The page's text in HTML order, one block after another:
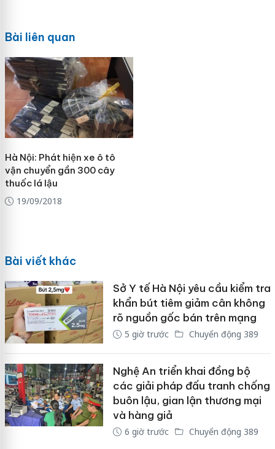
Bài liên quan
Hà Nội: Phát hiện xe ô tô
vận chuyển gần 300 cây
thuốc lá lậu
19/09/2018
Bài viết khác
Sở Y tế Hà Nội yêu cầu kiểm tra
khẩn bút tiêm giảm cân không
rõ nguồn gốc bán trên mạng
5 giờ trước Chuyển động 389
Nghệ An triển khai đồng bộ
các giải pháp đấu tranh chống
buôn lậu, gian lận thương mại
và hàng giả
6 giờ trước Chuyển động 389